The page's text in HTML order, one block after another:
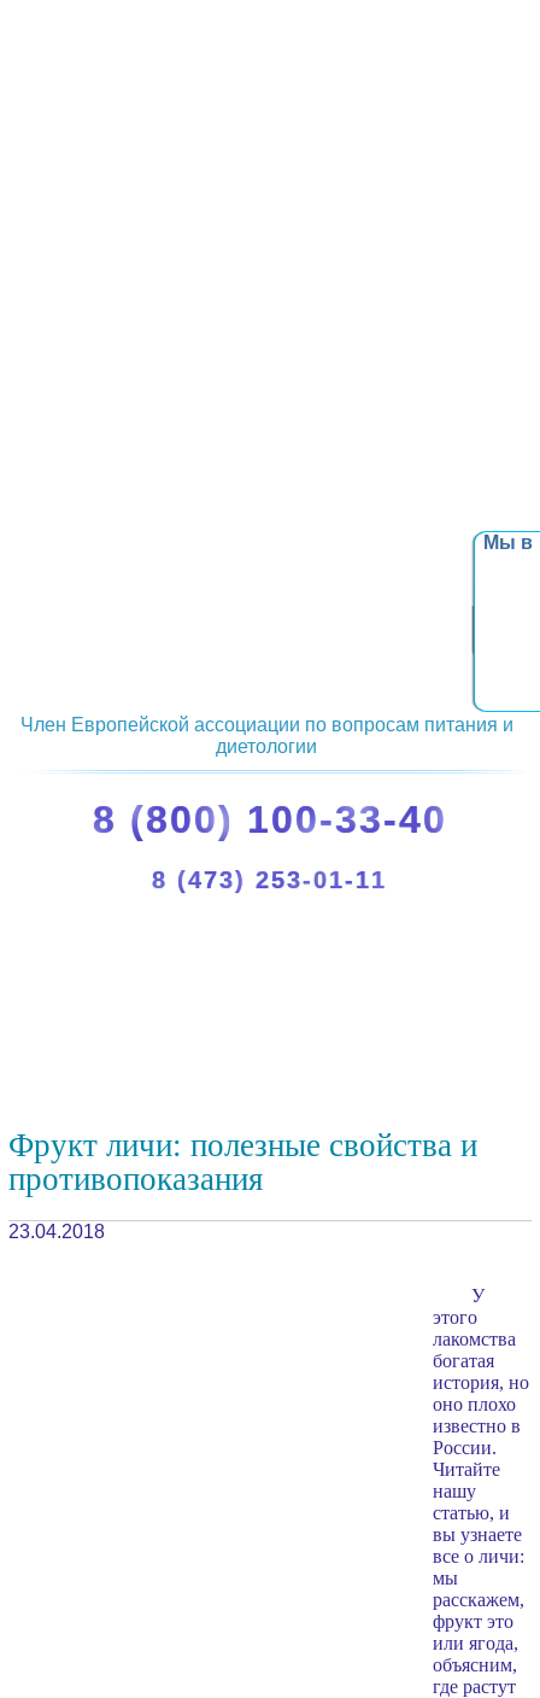
Мы в
Член Европейской ассоциации по вопросам питания и
диетологии
8 (800) 100-33-40
8 (473) 253-01-11
Фрукт личи: полезные свойства и
противопоказания
23.04.2018
У
этого
лакомства
богатая
история, но
оно плохо
известно в
России.
Читайте
нашу
статью, и
вы узнаете
все о личи:
мы
расскажем,
фрукт это
или ягода,
объясним,
где растут